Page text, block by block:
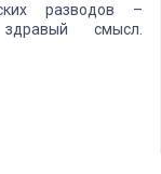
разводов –
смысл.